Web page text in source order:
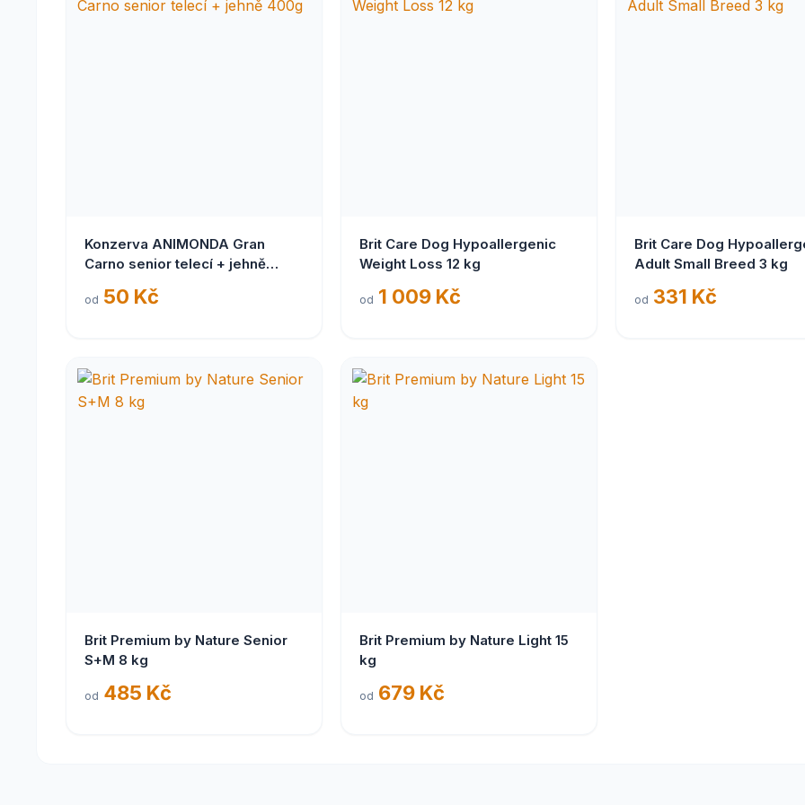
Konzerva ANIMONDA Gran
Carno senior telecí + jehně
od 50 Kč
Brit Care Dog Hypoallergenic
Weight Loss 12 kg
od 1 009 Kč
Brit Care Dog
Adult Small Breed 3 kg
od 331 Kč
Brit Premium by Nature Senior
S+M 8 kg
od 485 Kč
Brit Premium by Nature Light 15
kg
od 679 Kč